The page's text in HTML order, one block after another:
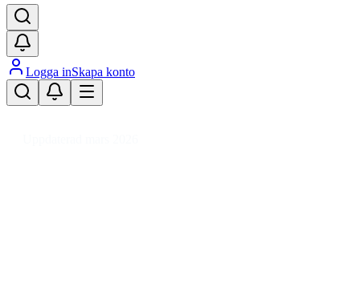
Logga inSkapa konto